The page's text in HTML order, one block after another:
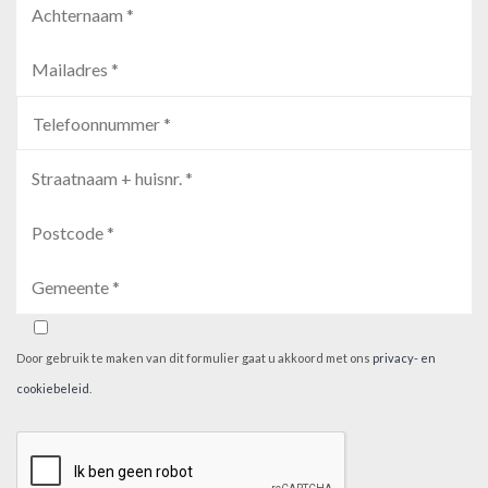
Door gebruik te maken van dit formulier gaat u akkoord met ons privacy- en
cookiebeleid